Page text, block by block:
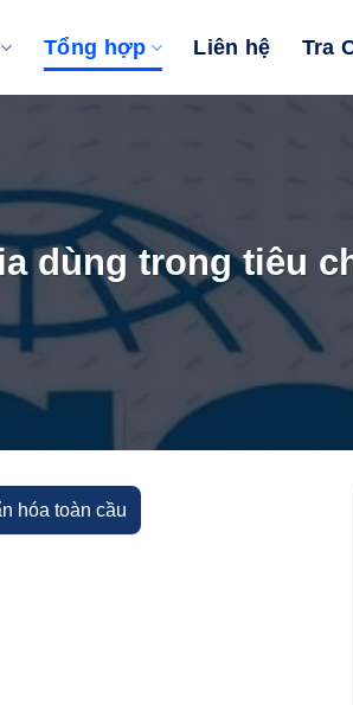
Tổng hợp Liên hệ Tra
dùng trong tiêu
hóa toàn cầu